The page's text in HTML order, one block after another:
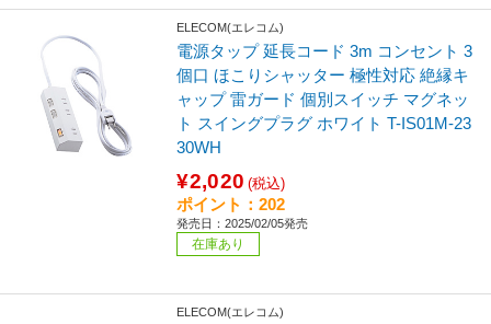
ELECOM(エレコム)
電源タップ 延長コード 3m コンセント 3
個口 ほこりシャッター 極性対応 絶縁キ
ャップ 雷ガード 個別スイッチ マグネッ
ト スイングプラグ ホワイト T-IS01M-23
30WH
¥2,020 (税込)
ポイント：202
発売日：2025/02/05発売
在庫あり
ELECOM(エレコム)